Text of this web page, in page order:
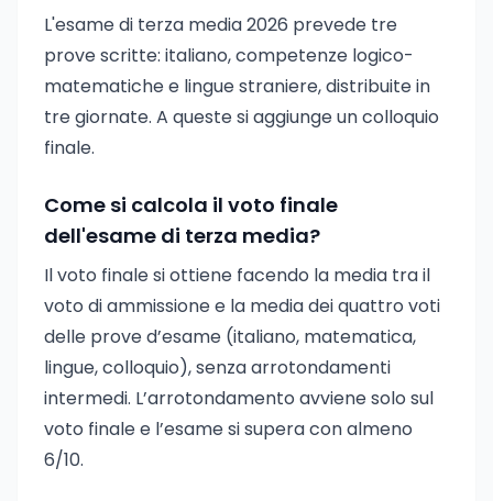
L'esame di terza media 2026 prevede tre
prove scritte: italiano, competenze logico-
matematiche e lingue straniere, distribuite in
tre giornate. A queste si aggiunge un colloquio
finale.
Come si calcola il voto finale
dell'esame di terza media?
Il voto finale si ottiene facendo la media tra il
voto di ammissione e la media dei quattro voti
delle prove d’esame (italiano, matematica,
lingue, colloquio), senza arrotondamenti
intermedi. L’arrotondamento avviene solo sul
voto finale e l’esame si supera con almeno
6/10.